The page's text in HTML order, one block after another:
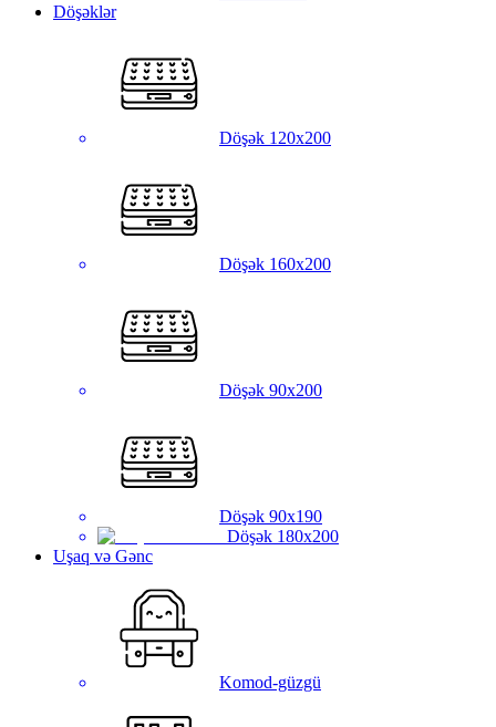
Döşəklər
Döşək 120x200
Döşək 160x200
Döşək 90x200
Döşək 90x190
Döşək 180x200
Uşaq və Gənc
Komod-güzgü